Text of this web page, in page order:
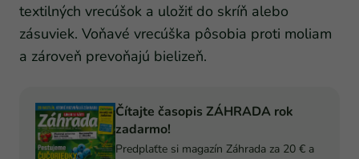
textilných vrecúšok a uložiť do skríň alebo
zásuviek. Voňavé vrecúška pôsobia proti moliam
a zároveň prevoňajú bielizeň.
Čítajte časopis ZÁHRADA rok
zadarmo!
Predplaťte si magazín Záhrada za 20 € a